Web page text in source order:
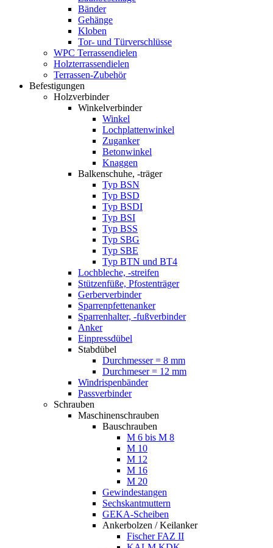
Bänder
Gehänge
Kloben
Tor- und Türverschlüsse
WPC Terrassendielen
Holzterrassendielen
Terrassen-Zubehör
Befestigungen
Holzverbinder
Winkelverbinder
Winkel
Lochplattenwinkel
Zuganker
Betonwinkel
Knaggen
Balkenschuhe, -träger
Typ BSN
Typ BSD
Typ BSDI
Typ BSI
Typ BSS
Typ SBG
Typ SBE
Typ BTN und BT4
Lochbleche, -streifen
Stützenfüße, Pfostenträger
Gerberverbinder
Sparrenpfettenanker
Sparrenhalter, -fußverbinder
Anker
Einpressdübel
Stabdübel
Durchmesser = 8 mm
Durchmeser = 12 mm
Windrispenbänder
Passverbinder
Schrauben
Maschinenschrauben
Bauschrauben
M 6 bis M 8
M 10
M 12
M 16
M 20
Gewindestangen
Sechskantmuttern
GEKA-Scheiben
Ankerbolzen / Keilanker
Fischer FAZ II